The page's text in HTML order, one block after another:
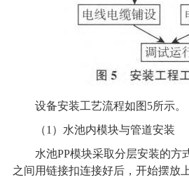
设备安装工艺流程如图5所示。
（1）水池内模块与管道安装
水池PP模块采取分层安装的方
之间用链接扣连接好后，开始摆放